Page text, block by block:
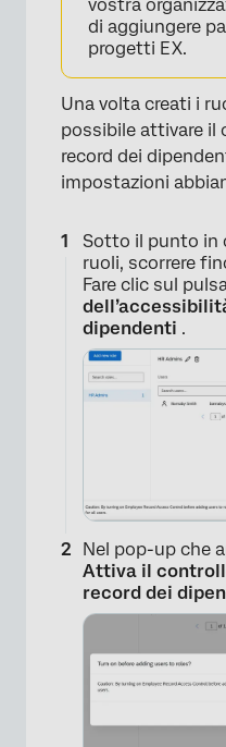
vostra
di aggiungere
progetti EX.
Una volta creati i
possibile attivare il
record dei
impostazioni
Sotto il punto in
ruoli, scorrere
Fare clic sul
dipendenti .
Nel pop-up che
Attiva il
record dei